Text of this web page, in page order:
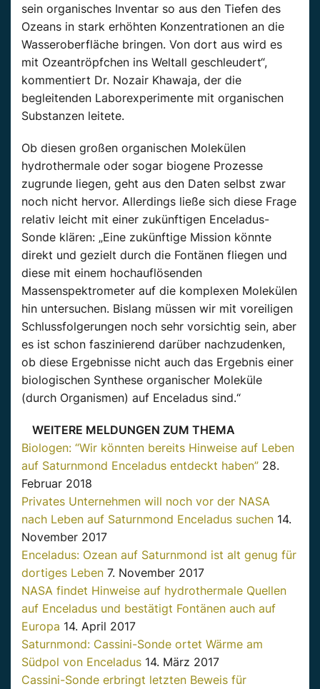
sein organisches Inventar so aus den Tiefen des
Ozeans in stark erhöhten Konzentrationen an die
Wasseroberfläche bringen. Von dort aus wird es
mit Ozeantröpfchen ins Weltall geschleudert“,
kommentiert Dr. Nozair Khawaja, der die
begleitenden Laborexperimente mit organischen
Substanzen leitete.
Ob diesen großen organischen Molekülen
hydrothermale oder sogar biogene Prozesse
zugrunde liegen, geht aus den Daten selbst zwar
noch nicht hervor. Allerdings ließe sich diese Frage
relativ leicht mit einer zukünftigen Enceladus-
Sonde klären: „Eine zukünftige Mission könnte
direkt und gezielt durch die Fontänen fliegen und
diese mit einem hochauflösenden
Massenspektrometer auf die komplexen Molekülen
hin untersuchen. Bislang müssen wir mit voreiligen
Schlussfolgerungen noch sehr vorsichtig sein, aber
es ist schon faszinierend darüber nachzudenken,
ob diese Ergebnisse nicht auch das Ergebnis einer
biologischen Synthese organischer Moleküle
(durch Organismen) auf Enceladus sind.“
WEITERE MELDUNGEN ZUM THEMA
Biologen: “Wir könnten bereits Hinweise auf Leben
auf Saturnmond Enceladus entdeckt haben” 28.
Februar 2018
Privates Unternehmen will noch vor der NASA
nach Leben auf Saturnmond Enceladus suchen 14.
November 2017
Enceladus: Ozean auf Saturnmond ist alt genug für
dortiges Leben 7. November 2017
NASA findet Hinweise auf hydrothermale Quellen
auf Enceladus und bestätigt Fontänen auch auf
Europa 14. April 2017
Saturnmond: Cassini-Sonde ortet Wärme am
Südpol von Enceladus 14. März 2017
Cassini-Sonde erbringt letzten Beweis für